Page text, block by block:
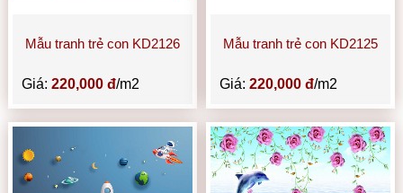
Mẫu tranh trẻ con KD2126
Giá:220,000 đ/m2
Mẫu tranh trẻ con KD2125
Giá: 220,000 đ/m2